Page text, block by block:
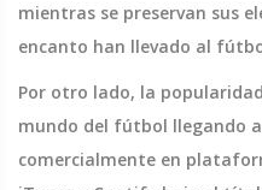
mientras se preservan sus
encanto han llevado al
Por otro lado, la
mundo del fútbol llegando
comercialmente en